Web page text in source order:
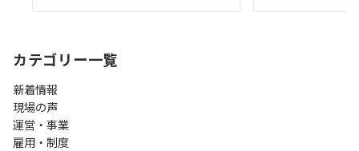
カテゴリー一覧
新着情報
現場の声
運営・事業
雇用・制度